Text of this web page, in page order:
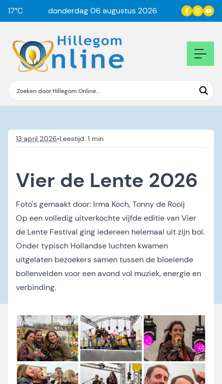
17°C donderdag 06 augustus 2026
13 april 2026•
Vier de Lente 2026
Foto's gemaakt door: Irma Koch,Tonny de Rooij
Op een volledig uitverkochte vijfde editie van Vier
de Lente Festival ging iedereen helemaal uit zijn bol.
Onder typisch Hollandse luchten kwamen
uitgelaten bezoekers samen tussen de bloeiende
bollenvelden voor een avond vol muziek, energie en
verbinding.